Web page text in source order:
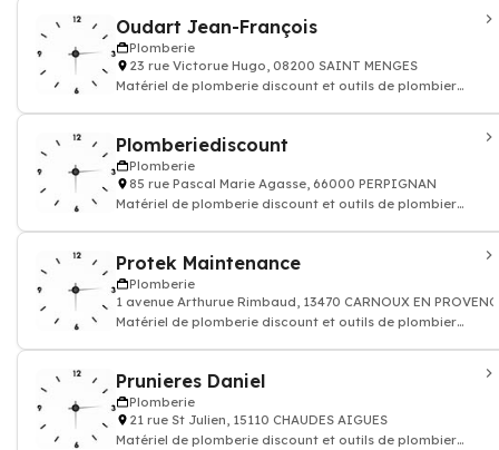
Oudart Jean-François
Plomberie
23 rue Victorue Hugo, 08200 SAINT MENGES
Matériel de plomberie discount et outils de plombier
Plomberiediscount
Plomberie
85 rue Pascal Marie Agasse, 66000 PERPIGNAN
Matériel de plomberie discount et outils de plombier
Protek Maintenance
Plomberie
1 avenue Arthurue Rimbaud, 13470 CARNOUX EN
Matériel de plomberie discount et outils de plombier
Prunieres Daniel
Plomberie
21 rue St Julien, 15110 CHAUDES AIGUES
Matériel de plomberie discount et outils de plombier